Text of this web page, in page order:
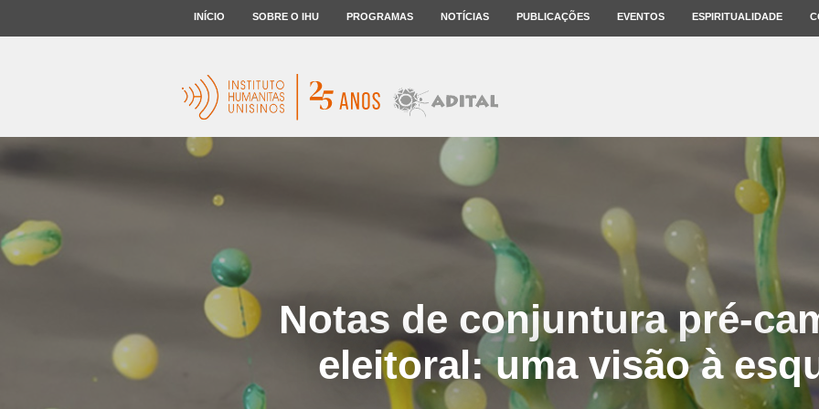
INÍCIO SOBRE O IHU PROGRAMAS NOTÍCIAS PUBLICAÇÕES EVENTOS ESPIRITUALIDADE
Notas de conjuntura pré-
eleitoral: uma visão à